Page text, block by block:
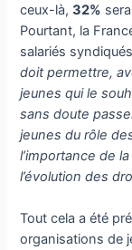
ceux-là,32%
Pourtant, la
salariés
doit permettre,
jeunes qui le
sans doute
jeunes du rôle
l’importance de
l’évolution des
Tout cela a été
organisations de